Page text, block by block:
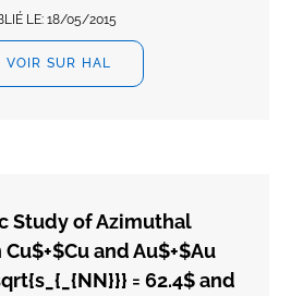
LE: 18/05/2015
VOIR SUR HAL
Study of Azimuthal
and Au$+$Au
= 62.4$ and